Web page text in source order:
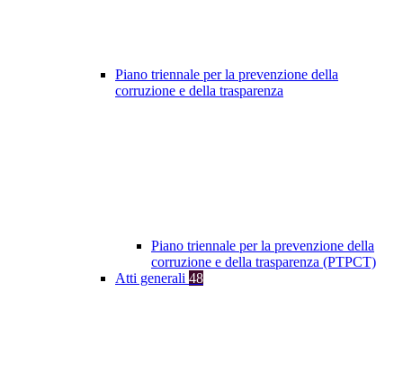
Piano triennale per la prevenzione della
corruzione e della trasparenza
Piano triennale per la prevenzione della
corruzione e della trasparenza (PTPCT)
Atti generali 48